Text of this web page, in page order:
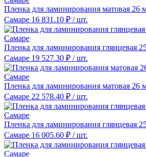
Пленка для ламинирования матовая 26
Самаре 16 831.10 ₽ / шт.
Пленка для ламинирования глянцевая
Самаре 19 527.30 ₽ / шт.
Пленка для ламинирования матовая 26
Самаре 22 578.40 ₽ / шт.
Пленка для ламинирования глянцевая
Самаре 16 005.60 ₽ / шт.